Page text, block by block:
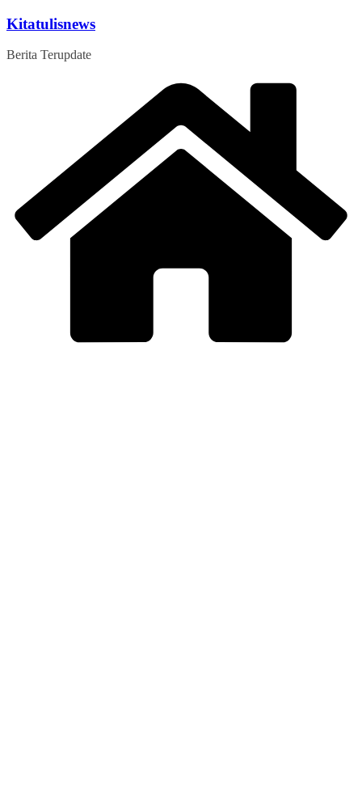
Skip
content
Kitatulisnews
Berita Terupdate